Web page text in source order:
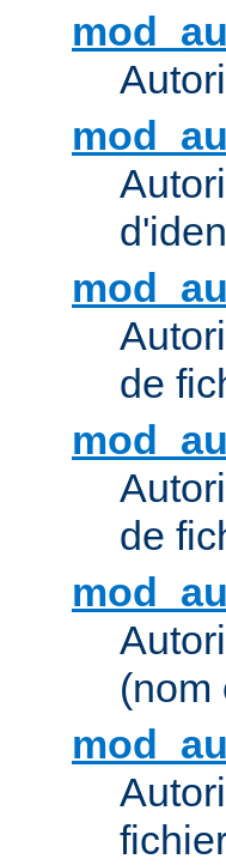
de
de
(nom